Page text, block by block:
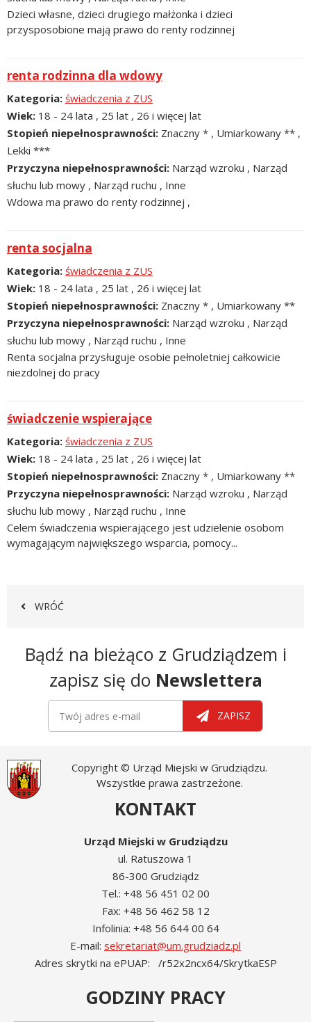
Dzieci własne, dzieci drugiego małżonka i dzieci
przysposobione mają prawo do renty rodzinnej
renta rodzinna dla wdowy
Kategoria świadczenia z ZUS
Wiek 18 - 24 lata , 25 lat , 26 i więcej lat
Stopień niepełnosprawności Znaczny * , Umiarkowany ** ,
Lekki ***
Przyczyna niepełnosprawności Narząd wzroku , Narząd
słuchu lub mowy , Narząd ruchu , Inne
Wdowa ma prawo do renty rodzinnej ,
renta socjalna
Kategoria świadczenia z ZUS
Wiek 18 - 24 lata , 25 lat , 26 i więcej lat
Stopień niepełnosprawności Znaczny * , Umiarkowany **
Przyczyna niepełnosprawności Narząd wzroku , Narząd
słuchu lub mowy , Narząd ruchu , Inne
Renta socjalna przysługuje osobie pełnoletniej całkowicie
niezdolnej do pracy
świadczenie wspierające
Kategoria świadczenia z ZUS
Wiek 18 - 24 lata , 25 lat , 26 i więcej lat
Stopień niepełnosprawności Znaczny * , Umiarkowany **
Przyczyna niepełnosprawności Narząd wzroku , Narząd
słuchu lub mowy , Narząd ruchu , Inne
Celem świadczenia wspierającego jest udzielenie osobom
wymagającym największego wsparcia, pomocy...
WRÓĆ
Newsletter
Bądź na bieżąco z Grudziądzem i
zapisz się do Newslettera
ZAPISZ
Copyright © Urząd Miejski w Grudziądzu.
Wszystkie prawa zastrzeżone.
KONTAKT
Urząd Miejski w Grudziądzu
ul. Ratuszowa 1
86-300 Grudziądz
Tel.: +48 56 451 02 00
Fax: +48 56 462 58 12
Infolinia: +48 56 644 00 64
E-mail: sekretariat@um.grudziadz.pl
Adres skrytki na ePUAP: /r52x2ncx64/SkrytkaESP
GODZINY PRACY